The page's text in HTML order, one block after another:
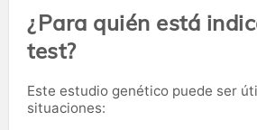
¿Para quién está
test?
Este estudio genético puede ser
situaciones: